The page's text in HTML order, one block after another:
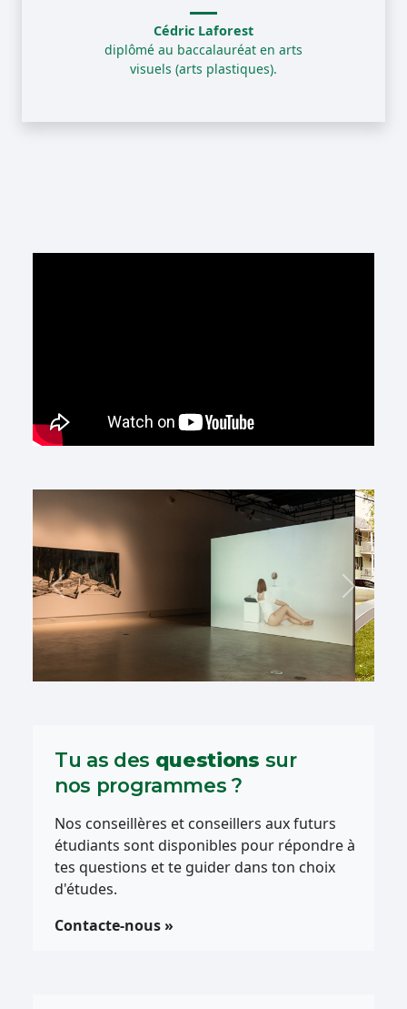
Cédric Laforest
diplômé au baccalauréat en arts
visuels (arts plastiques).
Précédent Suivant
Tu as des questions sur
nos programmes ?
Nos conseillères et conseillers aux futurs
étudiants sont disponibles pour répondre à
tes questions et te guider dans ton choix
d'études.
Contacte-nous »